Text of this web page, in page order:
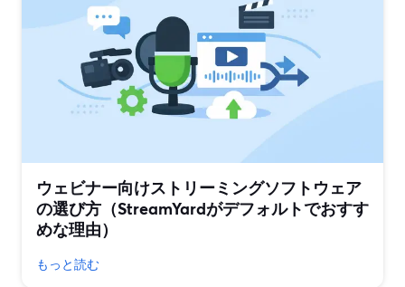
ウェビナー向けストリーミングソフトウェア
の選び方（StreamYardがデフォルトでおすす
めな理由）
もっと読む